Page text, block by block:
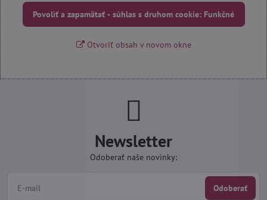
Povoliť a zapamätať - súhlas s druhom cookie: Funkčné
Otvoriť obsah v novom okne
Newsletter
Odoberať naše novinky:
Odoberať